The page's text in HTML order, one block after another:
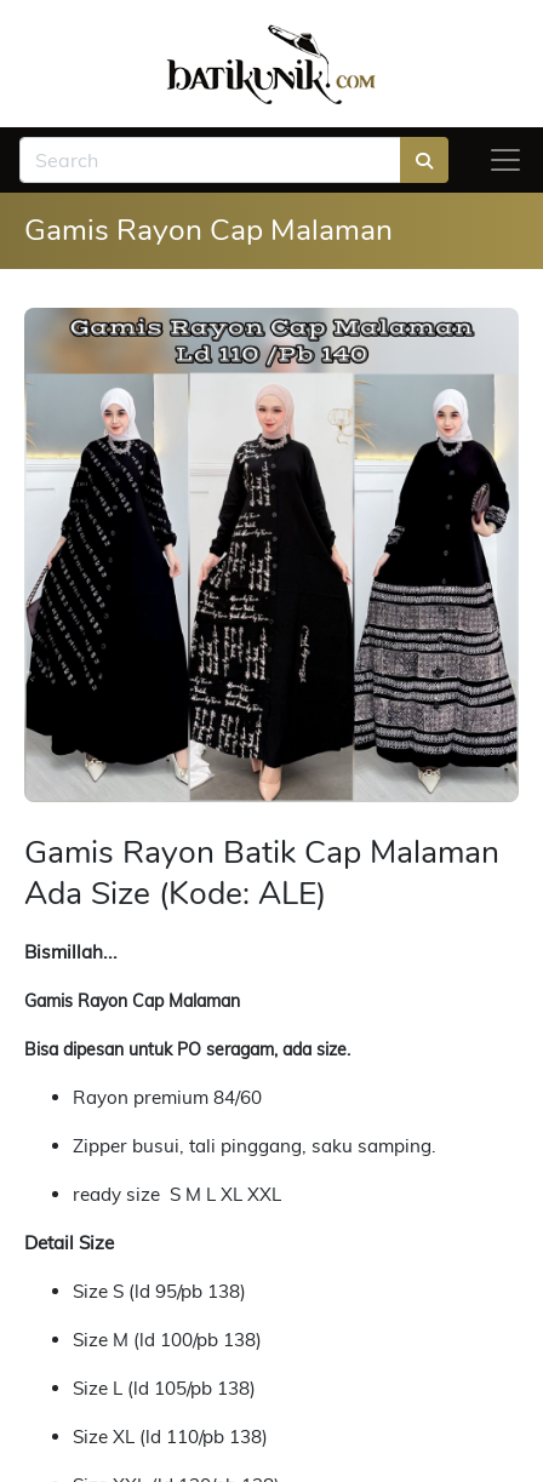
Gamis Rayon Cap Malaman
Gamis Rayon Batik Cap Malaman
Ada Size (Kode: ALE)
Bismillah...
Gamis Rayon Cap Malaman
Bisa dipesan untuk PO seragam, ada size.
Rayon premium 84/60
Zipper busui, tali pinggang, saku samping.
ready size S M L XL XXL
Detail Size
Size S (ld 95/pb 138)
Size M (ld 100/pb 138)
Size L (ld 105/pb 138)
Size XL (ld 110/pb 138)